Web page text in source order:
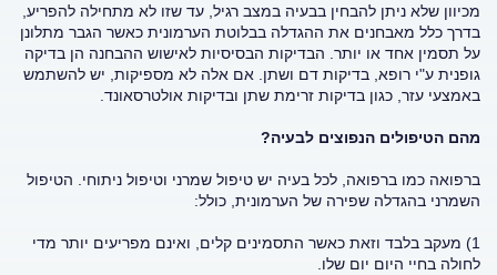
מכיוון שלא ניתן להבחין בבעיה במצב רגיל, עד שזו לא מתחילה להפריע,
בדרך כלל מאבחנים את ההגדלה בבלוטת הערמונית כאשר הגבר מתלונן
על תסמין אחד או יותר. הבדיקות הבסיסיות לאישוש ההבחנה הן בדיקה
גופנית ע"י רופא, בדיקות דם ושתן. אם אלה לא מספיקות, יש להשתמש
באמצעי עזר, כגון בדיקות זרימת שתן ובדיקות אולטרסאונד.
מהם הטיפולים הנפוצים לבעיה?
ברפואה כמו ברפואה, לכל בעיה יש טיפול שמרני וטיפול ניתוחי. הטיפול
השמרני בהגדלה שפירה של הערמונית, כולל:
1) מעקב בלבד וזאת כאשר התסמינים קלים, ואינם מפריעים יותר מדי
לחולה בחיי היום יום שלו.